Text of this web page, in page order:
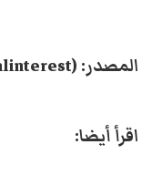
المصدر: (nationalinterest – ترجمة وتحرير وطن)
اقرأ أيضا: